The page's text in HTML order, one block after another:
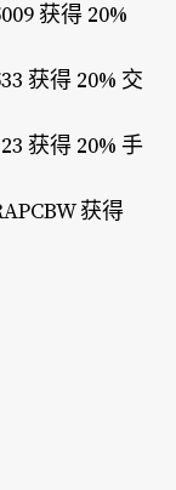
获得 20%
获得 20% 交
获得 20% 手
获得